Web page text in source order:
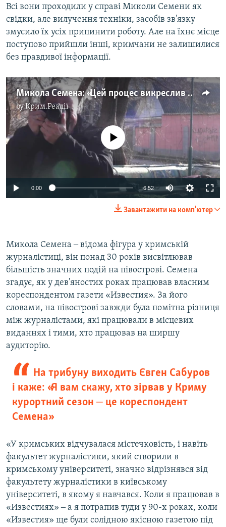
Всі вони проходили у справі Миколи Семени як
свідки, але вилучення техніки, засобів зв'язку
змусило їх усіх припинити роботу. Але на їхнє місце
поступово прийшли інші, кримчани не залишилися
без правдивої інформації.
Микола Семена: «Цей процес викреслив з мого життя чотири роки» (відео)
byКрим.Реалії
1080p
No media source currently available
0:00 6:52 Auto
1080p
Завантажити на комп'ютер
Микола Семена ‒ відома фігура у кримській
журналістиці, він понад 30 років висвітлював
більшість значних подій на півострові. Семена
згадує, як у дев'яностих роках працював власним
кореспондентом газети «Известия». За його
словами, на півострові завжди була помітна різниця
між журналістами, які працювали в місцевих
виданнях і тими, хто працював на ширшу
аудиторію.
На трибуну виходить Євген Сабуров
і каже: «Я вам скажу, хто зірвав у Криму
курортний сезон ‒ це кореспондент
Семена»
«У кримських відчувалася містечковість, і навіть
факультет журналістики, який створили в
кримському університеті, значно відрізнявся від
факультету журналістики в київському
університеті, в якому я навчався. Коли я працював в
«Известиях» ‒ а я потрапив туди у 90-х роках, коли
«Известия» ще були солідною якісною газетою під